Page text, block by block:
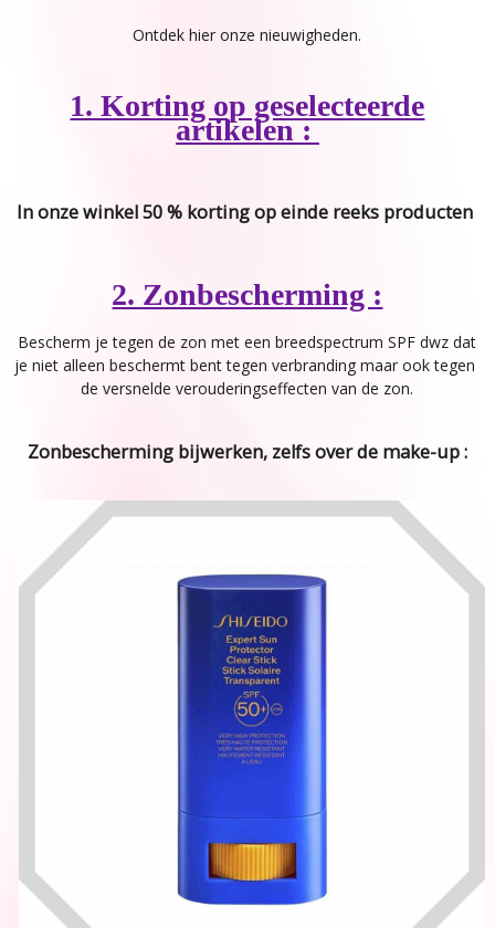
Ontdek hier onze nieuwigheden.
1. Korting op geselecteerde
artikelen :
In onze winkel 50 % korting op einde reeks producten
2. Zonbescherming :
Bescherm je tegen de zon met een breedspectrum SPF dwz dat
je niet alleen beschermt bent tegen verbranding maar ook tegen
de versnelde verouderingseffecten van de zon.
Zonbescherming bijwerken, zelfs over de make-up :